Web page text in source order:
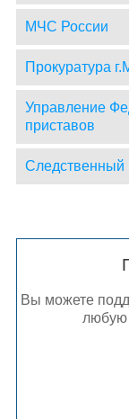
МЧС России
Прокуратура
Управление
приставов
Следственный
Вы можете
любую